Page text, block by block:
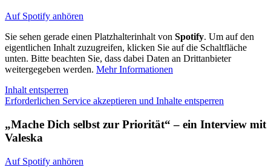
Auf Spotify anhören
Sie sehen gerade einen Platzhalterinhalt von Spotify. Um auf den
eigentlichen Inhalt zuzugreifen, klicken Sie auf die Schaltfläche
unten. Bitte beachten Sie, dass dabei Daten an Drittanbieter
weitergegeben werden. Mehr Informationen
Inhalt entsperren
Erforderlichen Service akzeptieren und Inhalte entsperren
„Mache Dich selbst zur Priorität“ – ein Interview mit
Valeska
Auf Spotify anhören